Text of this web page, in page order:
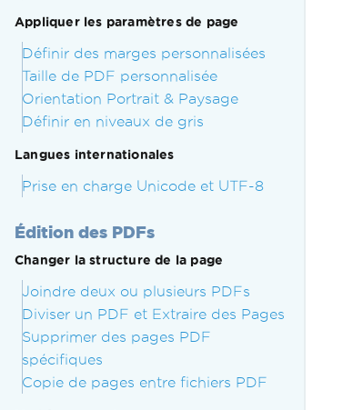
Appliquer les paramètres de page
Définir des marges personnalisées
Taille de PDF personnalisée
Orientation Portrait & Paysage
Définir en niveaux de gris
Langues internationales
Prise en charge Unicode et UTF-8
Édition des PDFs
Changer la structure de la page
Joindre deux ou plusieurs PDFs
Diviser un PDF et Extraire des Pages
Supprimer des pages PDF
spécifiques
Copie de pages entre fichiers PDF